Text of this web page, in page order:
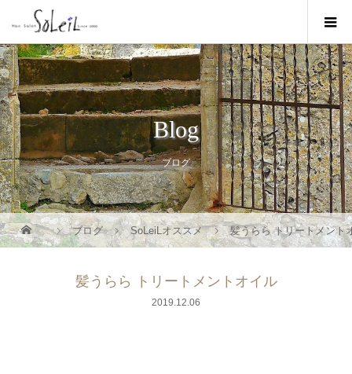
Blog
ブログ
ブログ SoLeiLオススメ 髪うらら トリートメント
髪うらら トリートメントオイル
2019.12.06